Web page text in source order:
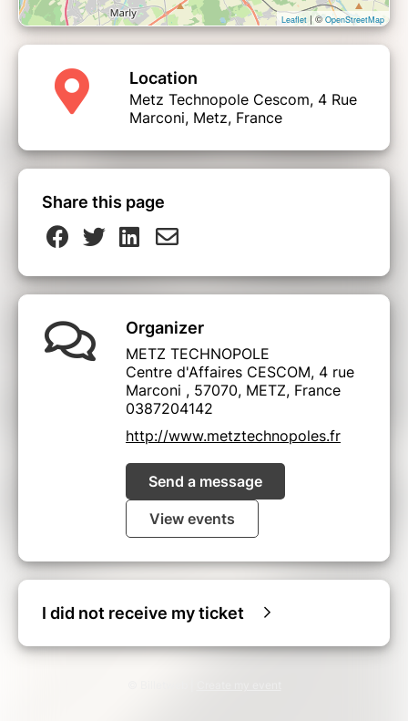
Leaflet | © OpenStreetMap
Location
Metz Technopole Cescom, 4 Rue
Marconi, Metz, France
Share this page
Organizer
METZ TECHNOPOLE
Centre d'Affaires CESCOM, 4 rue
Marconi , 57070, METZ, France
0387204142
http://www.metztechnopoles.fr
Send a message
View events
I did not receive my ticket